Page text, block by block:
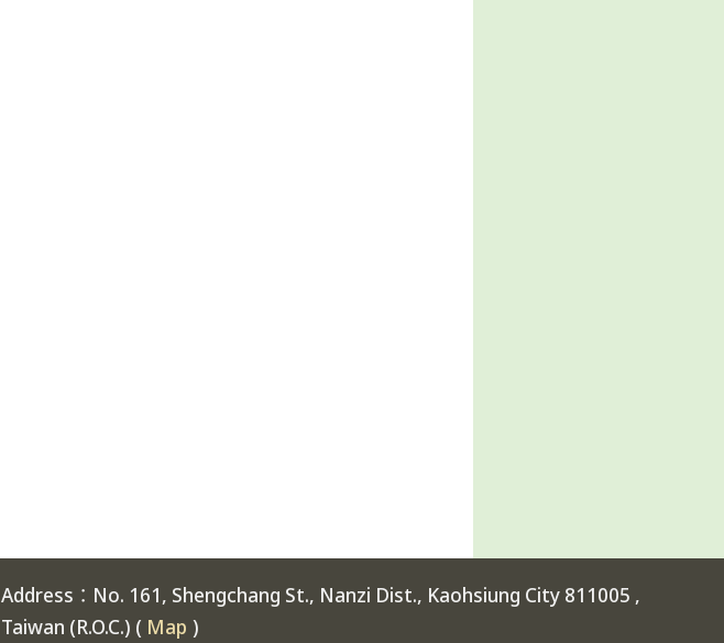
Address：No. 161, Shengchang St., Nanzi Dist., Kaohsiung City 811005 ,
Taiwan (R.O.C.) ( Map )